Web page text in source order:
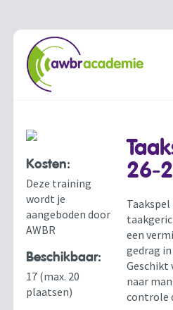
Kosten:
Deze training
wordt je
aangeboden door
AWBR
Beschikbaar:
17 (max. 20
plaatsen)
26-
een
gedrag
Geschikt
naar
controle